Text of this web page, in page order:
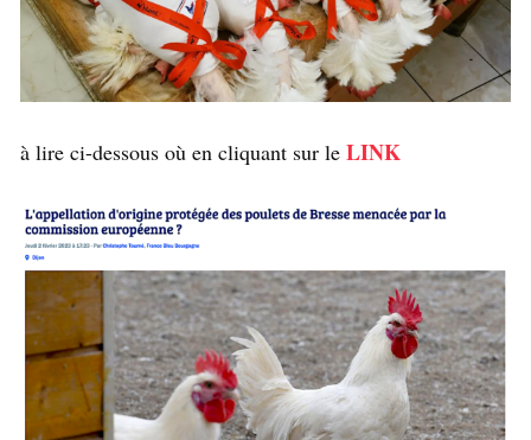
à lire ci-dessous où en cliquant sur le LINK